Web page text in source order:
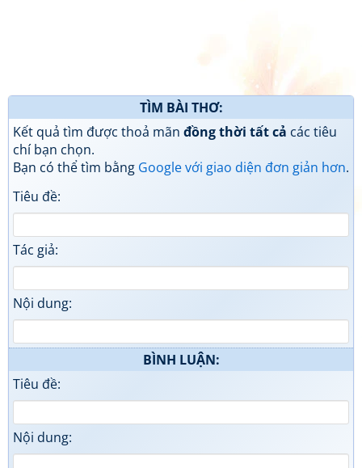
TÌM BÀI THƠ:
Kết quả tìm được thoả mãn đồng thời tất cả các tiêu
chí bạn chọn.
Bạn có thể tìm bằng Google với giao diện đơn giản hơn.
Tiêu đề:
Tác giả:
Nội dung:
BÌNH LUẬN:
Tiêu đề:
Nội dung: